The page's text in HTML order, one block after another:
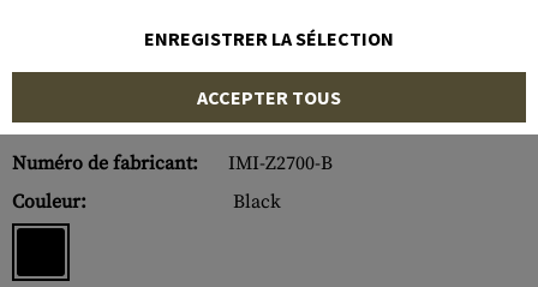
Numéro d'article:
10159706000
Numéro de fabricant:
IMI-Z2700-B
Couleur:
Black
ENREGISTRER LA SÉLECTION
ACCEPTER TOUS